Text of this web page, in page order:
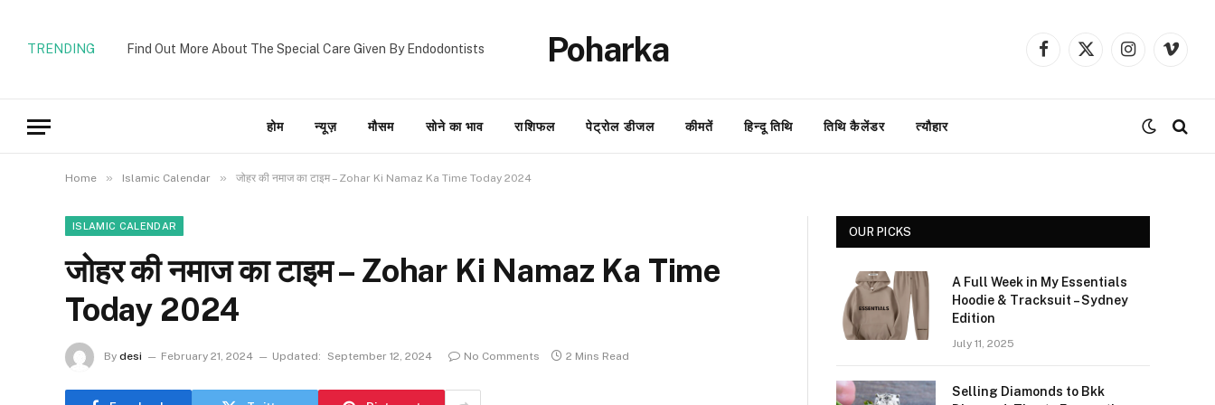
TRENDING Find Out More About The Special Care Given By Endodontists Poharka Facebook
X
InstagramVimeo
होम न्यूज़ मौसम सोने का भाव राशिफल पेट्रोल डीजल कीमतें हिन्दू तिथि तिथि कैलेंडर त्यौहार
Home » Islamic Calendar » जोहर की नमाज का टाइम – Zohar Ki Namaz Ka Time Today 2024
ISLAMIC CALENDAR
जोहर की नमाज का टाइम – Zohar Ki Namaz Ka Time
Today 2024
By desi February 21, 2024 Updated: September 12, 2024 No Comments 2 Mins Read
OUR PICKS
A Full Week in My Essentials
Hoodie & Tracksuit – Sydney
Edition
July 11, 2025
Selling Diamonds to Bkk